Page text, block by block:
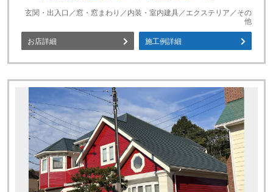
玄関・出入口／窓・窓まわり／内装・室内建具／エクステリア／その
他
お店詳細 施工例詳細